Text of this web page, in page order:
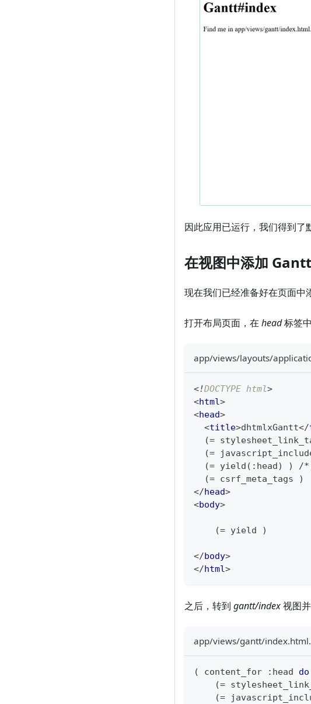
因此应用已运行，我们得到了
在视图中添加 Gantt
现在我们已经准备好在页面中
打开布局页面，在 head标签
app/views/layouts/
<!DOCTYPE html>
<html>
<head>
<title>dhtmlxGantt</
(=
(=
(= yield(:head) ) /
  (= csrf_meta_tags )
</head>
<body>
    (= yield )
</body>
</html>
之后，转到 gantt/index视图
app/views/gantt/
( content_for : head do
(=
(=